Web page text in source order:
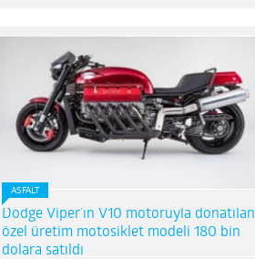
ASFALT
Dodge Viper’ın V10 motoruyla donatılan
özel üretim motosiklet modeli 180 bin
dolara satıldı